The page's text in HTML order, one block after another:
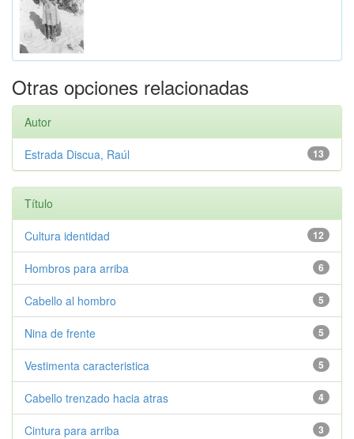
Otras opciones relacionadas
Autor
13
Estrada Discua, Raúl
Título
12
Cultura identidad
6
Hombros para arriba
5
Cabello al hombro
5
Nina de frente
5
Vestimenta caracteristica
4
Cabello trenzado hacia atras
3
Cintura para arriba